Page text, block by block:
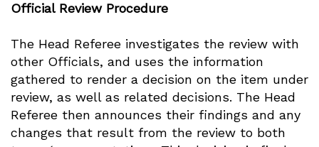
Official Review Procedure
The Head Referee investigates the review with
other Officials, and uses the information
gathered to render a decision on the item under
review, as well as related decisions. The Head
Referee then announces their findings and any
changes that result from the review to both